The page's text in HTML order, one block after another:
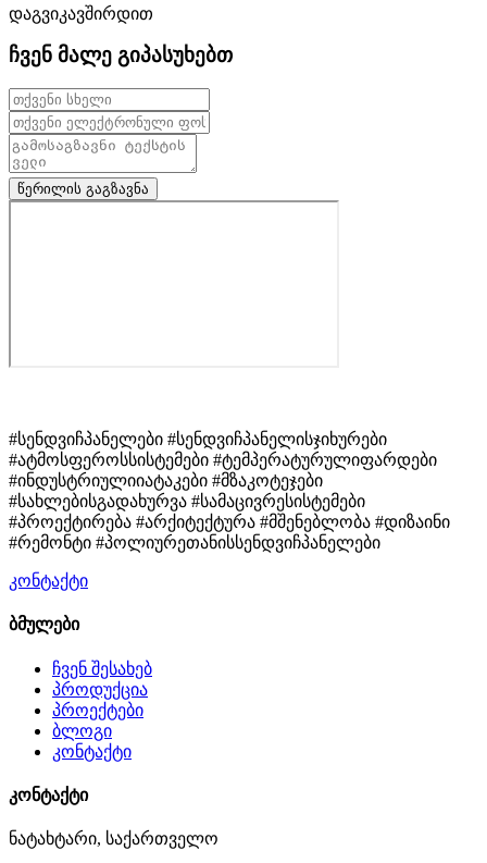
დაგვიკავშირდით
ჩვენ მალე გიპასუხებთ
წერილის გაგზავნა
#სენდვიჩპანელები #სენდვიჩპანელისჯიხურები
#ატმოსფეროსსისტემები #ტემპერატურულიფარდები
#ინდუსტრიულიიატაკები #მზაკოტეჯები
#სახლებისგადახურვა #სამაცივრესისტემები
#პროექტირება #არქიტექტურა #მშენებლობა #დიზაინი
#რემონტი #პოლიურეთანისსენდვიჩპანელები
კონტაქტი
ბმულები
ჩვენ შესახებ
პროდუქცია
პროექტები
ბლოგი
კონტაქტი
კონტაქტი
ნატახტარი, საქართველო